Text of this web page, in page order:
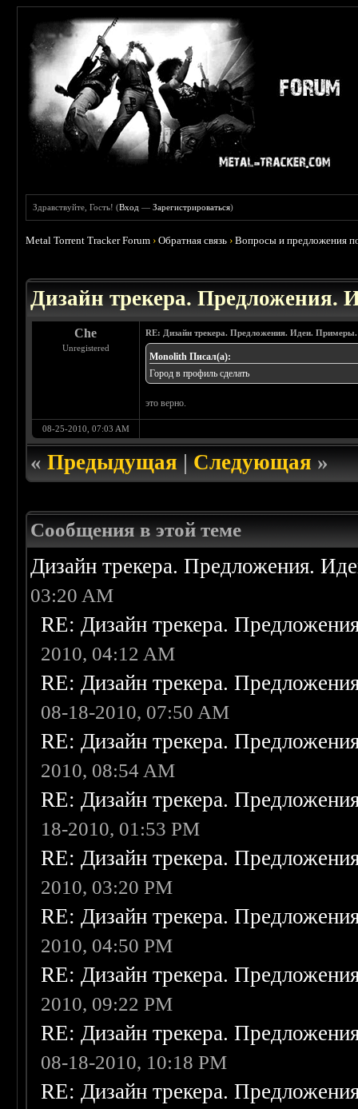
Здравствуйте, Гость! (Вход —Зарегистрироваться)
Metal Torrent Tracker Forum ›Обратная связь ›Вопросы и предложения
Дизайн трекера. Предложения.
Che
Unregistered
RE: Дизайн трекера. Предложения. Идеи. Примеры.
Monolith Писал(а):
Город в профиль сделать
это верно.
08-25-2010, 07:03 AM
«Предыдущая|Следующая»
Сообщения в этой теме
Дизайн трекера. Предложения.
03:20 AM
RE: Дизайн трекера.
2010, 04:12 AM
RE: Дизайн трекера.
08-18-2010, 07:50 AM
RE: Дизайн трекера.
2010, 08:54 AM
RE: Дизайн трекера.
18-2010, 01:53 PM
RE: Дизайн трекера.
2010, 03:20 PM
RE: Дизайн трекера.
2010, 04:50 PM
RE: Дизайн трекера.
2010, 09:22 PM
RE: Дизайн трекера.
08-18-2010, 10:18 PM
RE: Дизайн трекера.